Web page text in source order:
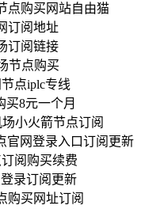
点购买网站自由猫
订阅地址
订阅链接
节点购买
点iplc专线
买8元一个月
小火箭节点订阅
官网登录入口订阅更新
阅购买续费
录订阅更新
购买网址订阅